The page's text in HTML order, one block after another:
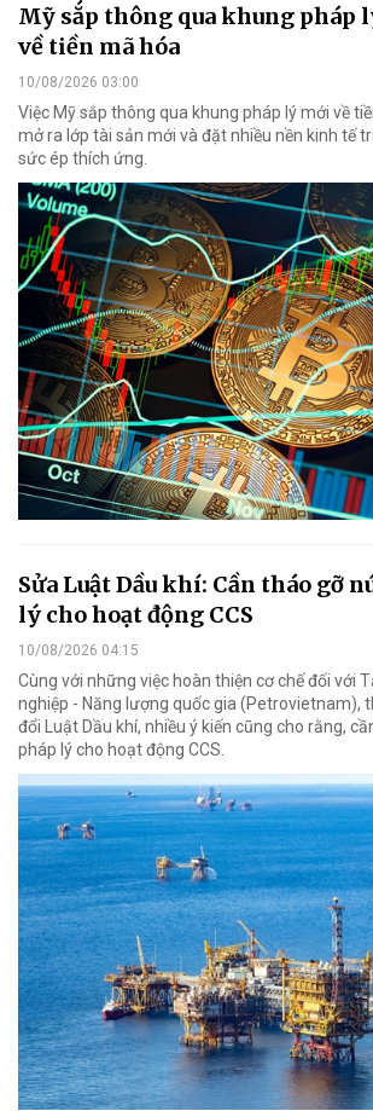
Mỹ sắp thông qua khung pháp
về tiền mã hóa
10/08/2026 03:00
Việc Mỹ sắp thông qua khung pháp lý mới về
mở ra lớp tài sản mới và đặt nhiều nền kinh tế
sức ép thích ứng.
Sửa Luật Dầu khí: Cần tháo gỡ
lý cho hoạt động CCS
10/08/2026 04:15
Cùng với những việc hoàn thiện cơ chế đối với
nghiệp - Năng lượng quốc gia (Petrovietnam),
đổi Luật Dầu khí, nhiều ý kiến cũng cho rằng,
pháp lý cho hoạt động CCS.